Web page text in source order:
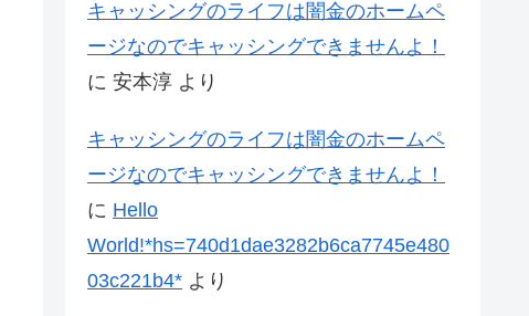
キャッシングのライフは闇金のホームペ
ージなのでキャッシングできませんよ！
に 安本淳 より
キャッシングのライフは闇金のホームペ
ージなのでキャッシングできませんよ！
に Hello
World!*hs=740d1dae3282b6ca7745e480
03c221b4* より